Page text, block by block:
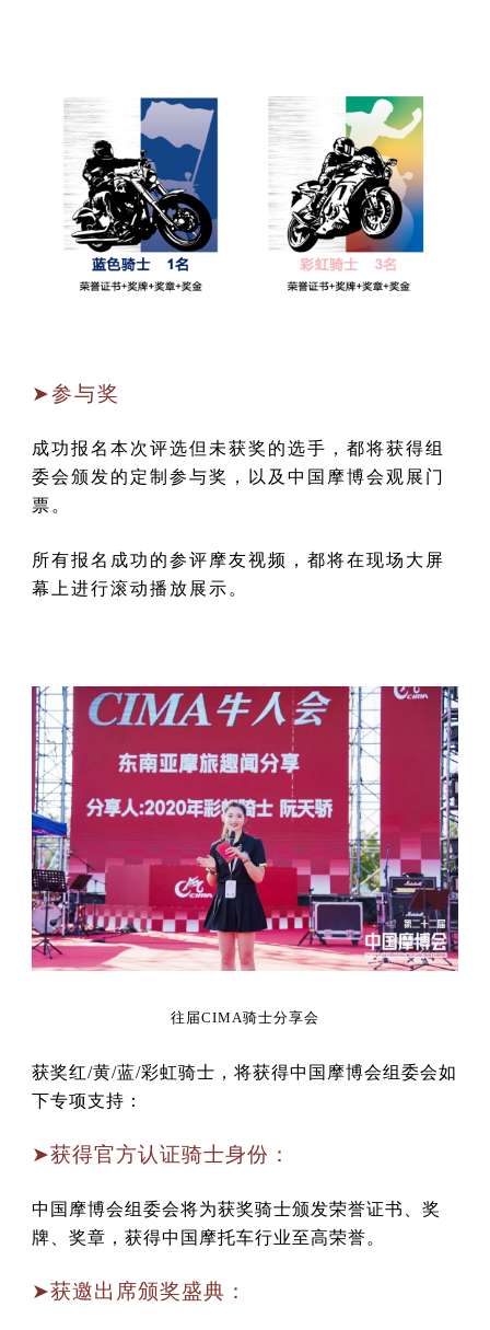
➤参与奖
成功报名本次评选但未获奖的选手，都将获得组
委会颁发的定制参与奖，以及中国摩博会观展门
票。
所有报名成功的参评摩友视频，都将在现场大屏
幕上进行滚动播放展示。
往届CIMA骑士分享会
获奖红/黄/蓝/彩虹骑士，将获得中国摩博会组委会如
下专项支持：
➤获得官方认证骑士身份：
中国摩博会组委会将为获奖骑士颁发荣誉证书、奖
牌、奖章，获得中国摩托车行业至高荣誉。
➤获邀出席颁奖盛典：